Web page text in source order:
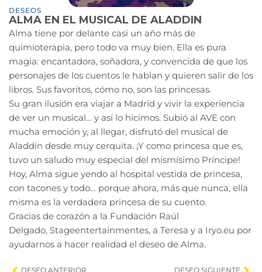
DESEOS
ALMA EN EL MUSICAL DE ALADDIN
Alma tiene por delante casi un año más de
quimioterapia, pero todo va muy bien. Ella es pura
magia: encantadora, soñadora, y convencida de que los
personajes de los cuentos le hablan y quieren salir de los
libros. Sus favoritos, cómo no, son las princesas.
Su gran ilusión era viajar a Madrid y vivir la experiencia
de ver un musical… y así lo hicimos. Subió al AVE con
mucha emoción y, al llegar, disfrutó del musical de
Aladdin desde muy cerquita. ¡Y como princesa que es,
tuvo un saludo muy especial del mismísimo Príncipe!
Hoy, Alma sigue yendo al hospital vestida de princesa,
con tacones y todo… porque ahora, más que nunca, ella
misma es la verdadera princesa de su cuento.
Gracias de corazón a la Fundación Raúl
Delgado, Stageentertainmentes, a Teresa y a Iryo.eu por
ayudarnos a hacer realidad el deseo de Alma.
DESEO ANTERIOR DESEO SIGUIENTE